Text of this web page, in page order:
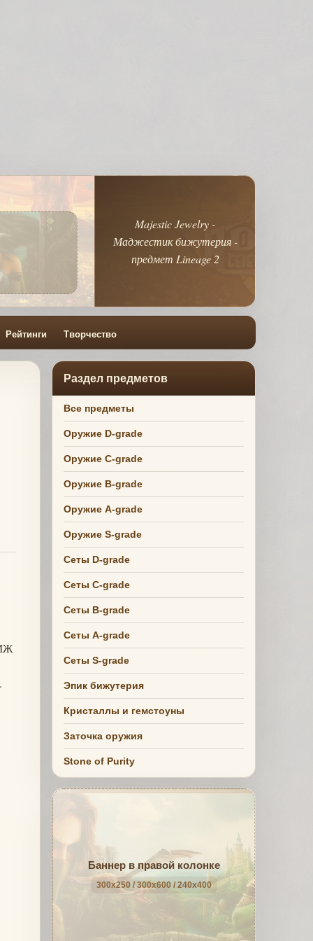
Majestic Jewelry -
Маджестик бижутерия -
предмет Lineage 2
Рейтинги Творчество
Раздел предметов
Все предметы
Оружие D-grade
Оружие C-grade
Оружие B-grade
Оружие A-grade
Оружие S-grade
Сеты D-grade
Сеты C-grade
Сеты B-grade
Сеты A-grade
Сеты S-grade
Эпик бижутерия
Кристаллы и гемстоуны
Заточка оружия
Stone of Purity
Баннер в правой колонке
300x250 / 300x600 / 240x400